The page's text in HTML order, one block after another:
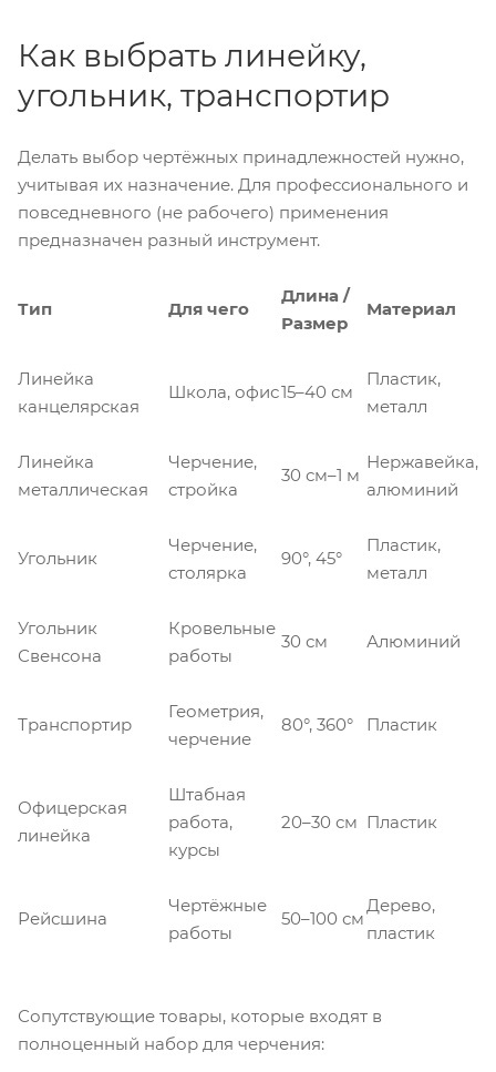
Как выбрать линейку,
угольник, транспортир
Делать выбор чертёжных принадлежностей нужно,
учитывая их назначение. Для профессионального и
повседневного (не рабочего) применения
предназначен разный инструмент.
Тип Для чего
Длина /
Размер
Материал
Линейка
канцелярская
Школа, офис15–40 см
Пластик,
металл
Линейка
металлическая
Черчение,
стройка
30 см–1 м
Нержавейка,
алюминий
Угольник
Черчение,
столярка
90°, 45°
Пластик,
металл
Угольник
Свенсона
Кровельные
работы
30 см Алюминий
Транспортир
Геометрия,
черчение
80°, 360° Пластик
Офицерская
линейка
Штабная
работа,
курсы
20–30 см Пластик
Рейсшина
Чертёжные
работы
50–100 см
Дерево,
пластик
Сопутствующие товары, которые входят в
полноценный набор для черчения: